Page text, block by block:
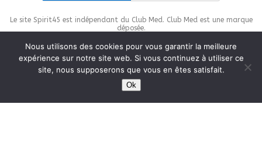
Le site Spirit45 est indépendant du Club Med. Club Med est une marque
déposée.
This site is protected bywp-copyrightpro.com
Nous utilisons des cookies pour vous garantir la meilleure
expérience sur notre site web. Si vous continuez à utiliser ce
site, nous supposerons que vous en êtes satisfait.
Ok